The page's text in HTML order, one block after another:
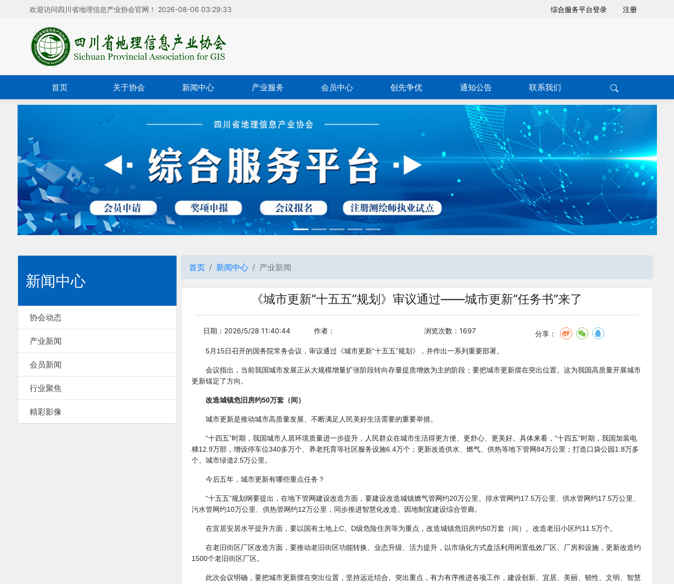
欢迎访问四川省地理信息产业协会官网！ 2026-08-06 03:29:34 综合服务平台登录 注册
首页 关于协会 新闻中心 产业服务 会员中心 创先争优 通知公告 联系我们
新闻中心
协会动态
产业新闻
会员新闻
行业聚焦
精彩影像
首页 新闻中心 产业新闻
《城市更新“十五五”规划》审议通过——城市更新“任务书”来了
日期：2026/5/28 11:40:44 作者： 浏览次数：1697 分享：
5月15日召开的国务院常务会议，审议通过《城市更新“十五五”规划》，并作出一系列重要部署。
会议指出，当前我国城市发展正从大规模增量扩张阶段转向存量提质增效为主的阶段；要把城市更新摆在突出位置。这为我国高质量开展城市
更新锚定了方向。
改造城镇危旧房约50万套（间）
城市更新是推动城市高质量发展、不断满足人民美好生活需要的重要举措。
“十四五”时期，我国城市人居环境质量进一步提升，人民群众在城市生活得更方便、更舒心、更美好。具体来看，“十四五”时期，我国加装电
梯12.9万部，增设停车位340多万个、养老托育等社区服务设施6.4万个；更新改造供水、燃气、供热等地下管网84万公里；打造口袋公园1.8万多
个、城市绿道2.5万公里。
今后五年，城市更新有哪些重点任务？
“十五五”规划纲要提出，在地下管网建设改造方面，要建设改造城镇燃气管网约20万公里、排水管网约17.5万公里、供水管网约17.5万公里、
污水管网约10万公里、供热管网约12万公里，同步推进智慧化改造。因地制宜建设综合管廊。
在宜居安居水平提升方面，要以国有土地上C、D级危险住房等为重点，改造城镇危旧房约50万套（间）。改造老旧小区约11.5万个。
在老旧街区厂区改造方面，要推动老旧街区功能转换、业态升级、活力提升，以市场化方式盘活利用闲置低效厂区、厂房和设施，更新改造约
1500个老旧街区厂区。
此次会议明确，要把城市更新摆在突出位置，坚持远近结合、突出重点，有力有序推进各项工作，建设创新、宜居、美丽、韧性、文明、智慧